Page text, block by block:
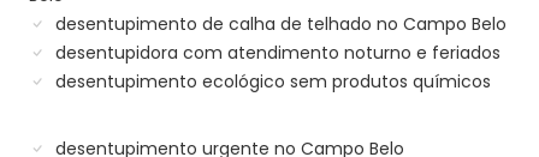
desentupimento de calha de telhado no Campo Belo
desentupidora com atendimento noturno e feriados
desentupimento ecológico sem produtos químicos
desentupimento urgente no Campo Belo